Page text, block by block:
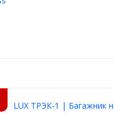
LUX ТРЭК-1 | Багажник